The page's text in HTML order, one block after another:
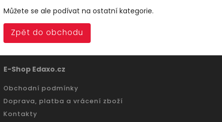
Můžete se ale podívat na ostatní kategorie.
Zpět do obchodu
E-Shop Edaxo.cz
Obchodní podmínky
Doprava, platba a vrácení zboží
Kontakty